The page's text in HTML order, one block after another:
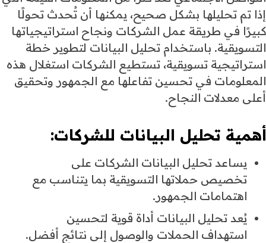
إذا تم تحليلها بشكل صحيح، يمكنها أن تُحدث تحولًا
كبيرًا في طريقة عمل الشركات ونجاح استراتيجياتها
التسويقية. باستخدام تحليل البيانات لتطوير خطة
استراتيجية تسويقية، تستطيع الشركات استغلال هذه
المعلومات في تحسين تفاعلها مع الجمهور وتحقيق
أعلى معدلات النجاح.
أهمية تحليل البيانات للشركات:
يساعد تحليل البيانات الشركات على
تخصيص حملاتها التسويقية بما يتناسب مع
اهتمامات الجمهور.
يُعد تحليل البيانات أداة قوية لتحسين
استهداف الحملات والوصول إلى نتائج أفضل.